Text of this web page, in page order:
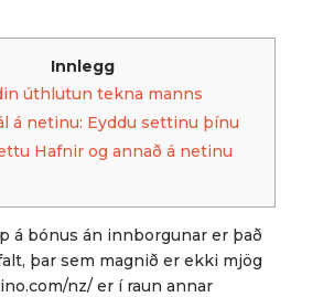
Innlegg
úthlutun tekna manns
á netinu: Eyddu settinu þínu
Hafnir og annað á netinu
á bónus án innborgunar er það
þar sem magnið er ekki mjög
nz/ er í raun annar